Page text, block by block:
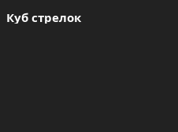
Куб стрелок